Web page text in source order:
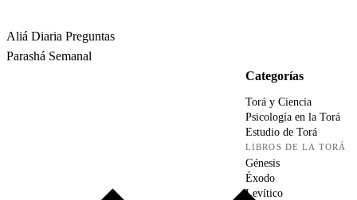
Aliá Diaria Preguntas
Parashá Semanal
Categorías
Torá y Ciencia
Psicología en la Torá
Estudio de Torá
LIBROS DE LA TORÁ
Génesis
Éxodo
Levítico